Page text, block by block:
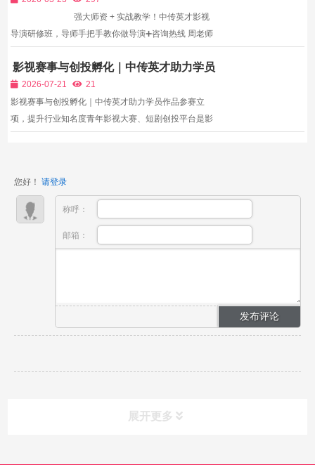
强大师资 + 实战教学！中传英才影视
导演研修班，导师手把手教你做导演➕咨询热线 周老师
免费试听,
影视赛事与创投孵化｜中传英才助力学员
作品参赛立项，提升行业知名度
2026-07-21
21
影视赛事与创投孵化｜中传英才助力学员作品参赛立
项，提升行业知名度青年影视大赛、短剧创投平台是影
二，不熟悉各...
您好！ 请登录
称呼：
邮箱：
展开更多